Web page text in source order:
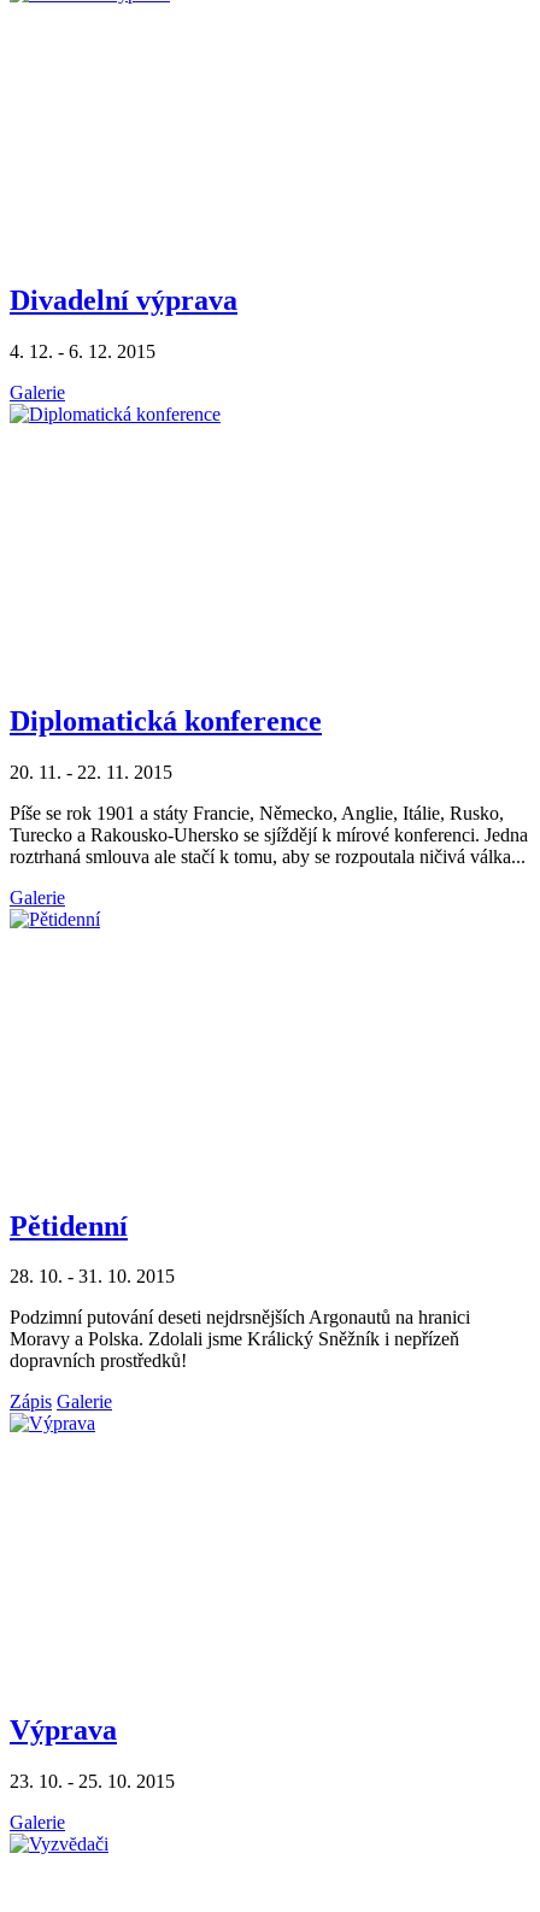
Divadelní výprava
4. 12. - 6. 12. 2015
Galerie
Diplomatická konference
20. 11. - 22. 11. 2015
Píše se rok 1901 a státy Francie, Německo, Anglie, Itálie, Rusko,
Turecko a Rakousko-Uhersko se sjíždějí k mírové konferenci. Jedna
roztrhaná smlouva ale stačí k tomu, aby se rozpoutala ničivá válka...
Galerie
Pětidenní
28. 10. - 31. 10. 2015
Podzimní putování deseti nejdrsnějších Argonautů na hranici
Moravy a Polska. Zdolali jsme Králický Sněžník i nepřízeň
dopravních prostředků!
Zápis Galerie
Výprava
23. 10. - 25. 10. 2015
Galerie